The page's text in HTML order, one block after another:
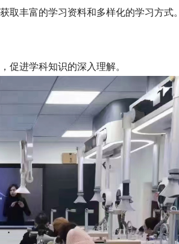
取丰富的学习资料和多样化的学习方式。
促进学科知识的深入理解。